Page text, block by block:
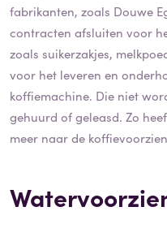
fabrikanten, zoals Douwe
contracten afsluiten voor
zoals suikerzakjes,
voor het leveren en
koffiemachine. Die niet
gehuurd of geleasd. Zo
meer naar de